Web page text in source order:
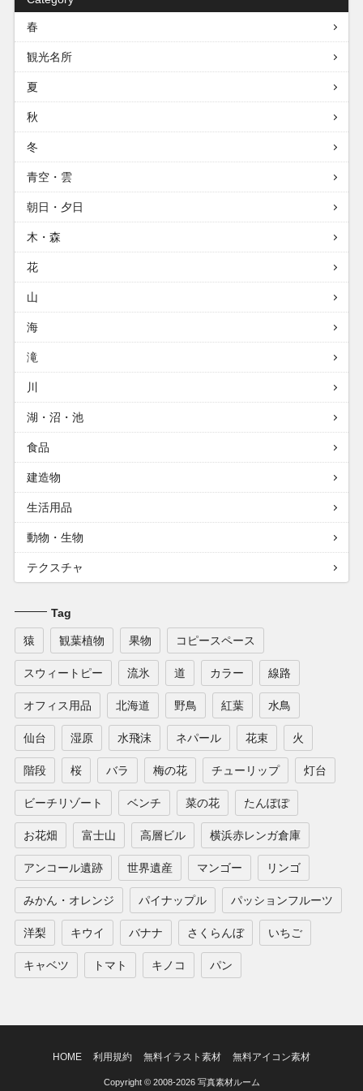
春
観光名所
夏
秋
冬
青空・雲
朝日・夕日
木・森
花
山
海
滝
川
湖・沼・池
食品
建造物
生活用品
動物・生物
テクスチャ
Tag
猿 観葉植物 果物 コピースペース
スウィートピー 流氷 道 カラー 線路
オフィス用品 北海道 野鳥 紅葉 水鳥
仙台 湿原 水飛沫 ネパール 花束 火
階段 桜 バラ 梅の花 チューリップ 灯台
ビーチリゾート ベンチ 菜の花 たんぽぽ
お花畑 富士山 高層ビル 横浜赤レンガ倉庫
アンコール遺跡 世界遺産 マンゴー リンゴ
みかん・オレンジ パイナップル パッションフルーツ
洋梨 キウイ バナナ さくらんぼ いちご
キャベツ トマト キノコ パン
HOME 利用規約 無料イラスト素材 無料アイコン素材
Copyright © 2008-2026 写真素材ルーム